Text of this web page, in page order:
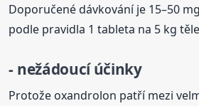
Doporučené dávkování je 15–50
podle pravidla 1 tableta na 5 kg
- nežádoucí účinky
Protože oxandrolon patří mezi